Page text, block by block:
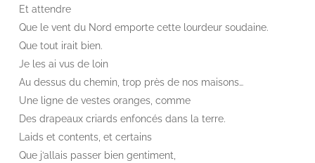
Et attendre
Que le vent du Nord emporte cette lourdeur soudaine.
Que tout irait bien.
Je les ai vus de loin
Au dessus du chemin, trop près de nos maisons…
Une ligne de vestes oranges, comme
Des drapeaux criards enfoncés dans la terre.
Laids et contents, et certains
Que j’allais passer bien gentiment,